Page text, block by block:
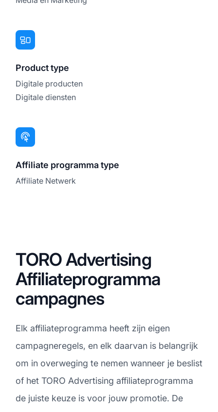
Product type
Digitale producten
Digitale diensten
Affiliate programma type
Affiliate Netwerk
TORO Advertising
Affiliateprogramma
campagnes
Elk affiliateprogramma heeft zijn eigen
campagneregels, en elk daarvan is belangrijk
om in overweging te nemen wanneer je beslist
of het TORO Advertising affiliateprogramma
de juiste keuze is voor jouw promotie. De